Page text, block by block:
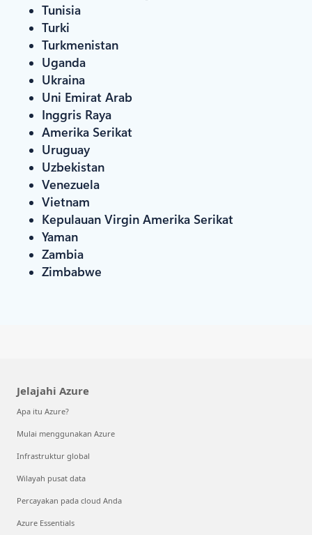
Tunisia
Turki
Turkmenistan
Uganda
Ukraina
Uni Emirat Arab
Inggris Raya
Amerika Serikat
Uruguay
Uzbekistan
Venezuela
Vietnam
Kepulauan Virgin Amerika Serikat
Yaman
Zambia
Zimbabwe
Jelajahi Azure
Apa itu Azure?
Mulai menggunakan Azure
Infrastruktur global
Wilayah pusat data
Percayakan pada cloud Anda
Azure Essentials